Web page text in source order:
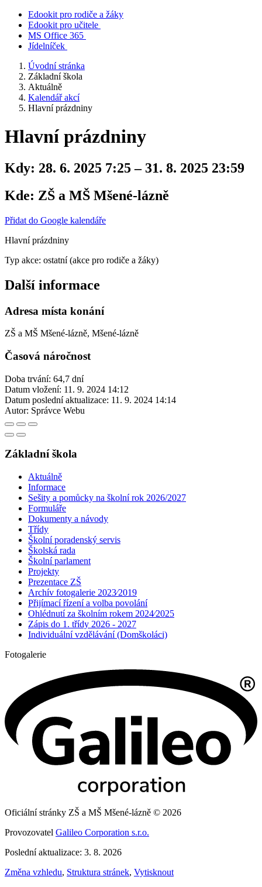
Edookit pro rodiče a žáky
Edookit pro učitele
MS Office 365
Jídelníček
Úvodní stránka
Základní škola
Aktuálně
Kalendář akcí
Hlavní prázdniny
Hlavní prázdniny
Kdy: 28. 6. 2025 7:25 – 31. 8. 2025 23:59
Kde: ZŠ a MŠ Mšené-lázně
Přidat do Google kalendáře
Hlavní prázdniny
Typ akce: ostatní (akce pro rodiče a žáky)
Další informace
Adresa místa konání
ZŠ a MŠ Mšené-lázně, Mšené-lázně
Časová náročnost
Doba trvání: 64,7 dní
Datum vložení: 11. 9. 2024 14:12
Datum poslední aktualizace: 11. 9. 2024 14:14
Autor: Správce Webu
Základní škola
Aktuálně
Informace
Sešity a pomůcky na školní rok 2026/2027
Formuláře
Dokumenty a návody
Třídy
Školní poradenský servis
Školská rada
Školní parlament
Projekty
Prezentace ZŠ
Archív fotogalerie 2023⁄2019
Přijímací řízení a volba povolání
Ohlédnutí za školním rokem 2024⁄2025
Zápis do 1. třídy 2026 - 2027
Individuální vzdělávání (Domškoláci)
Fotogalerie
Oficiální stránky ZŠ a MŠ Mšené-lázně © 2026
Provozovatel Galileo Corporation s.r.o.
Poslední aktualizace: 3. 8. 2026
Změna vzhledu, Struktura stránek, Vytisknout